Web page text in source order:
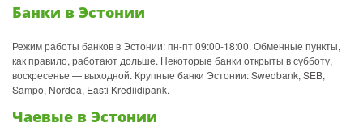
Банки в Эстонии
Режим работы банков в Эстонии: пн-пт 09:00-18:00. Обменные пункты,
как правило, работают дольше. Некоторые банки открыты в субботу,
воскресенье — выходной. Крупные банки Эстонии: Swedbank, SEB,
Sampo, Nordea, Easti Krediidipank.
Чаевые в Эстонии